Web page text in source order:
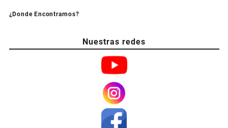
¿Donde Encontrarnos?
Nuestras redes